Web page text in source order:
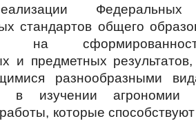
Федеральных
стандартов общего
на
и предметных
разнообразными
в изучении агрономии
которые